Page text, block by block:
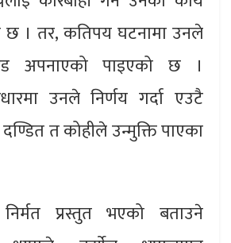
छ । तर, कतिपय घटनामा उनले
अपनाएको पाइएको छ ।
उनले निर्णय गर्दा एउटै
त कोहीले उन्मुक्ति पाएका
निर्मत प्रस्तुत भएको बताउने